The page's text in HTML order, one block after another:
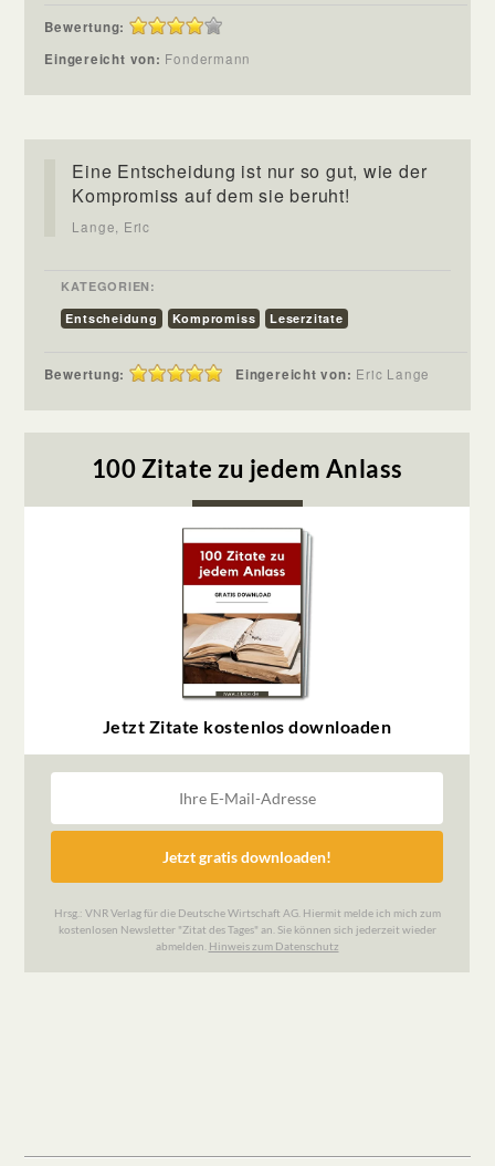
Bewertung:
Eingereicht von: Fondermann
Eine Entscheidung ist nur so gut, wie der
Kompromiss auf dem sie beruht!
Lange, Eric
KATEGORIEN:
Entscheidung
Kompromiss Leserzitate
Bewertung: Eingereicht von: Eric Lange